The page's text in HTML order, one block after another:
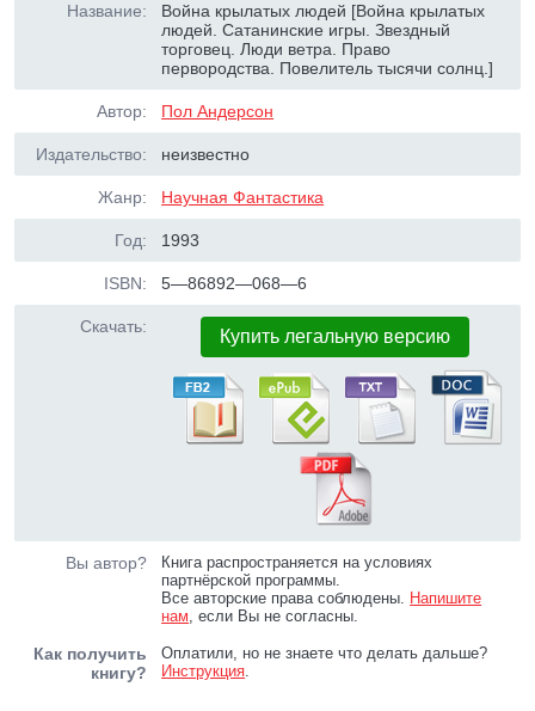
Название:
Война крылатых людей [Война крылатых
людей. Сатанинские игры. Звездный
торговец. Люди ветра. Право
первородства. Повелитель тысячи солнц.]
Автор: Пол Андерсон
Издательство: неизвестно
Жанр: Научная Фантастика
Год: 1993
ISBN: 5—86892—068—6
Скачать: Купить легальную версию
Вы автор?
Книга распространяется на условиях
партнёрской программы.
Все авторские права соблюдены. Напишите
нам, если Вы не согласны.
Как получить
книгу?
Оплатили, но не знаете что делать дальше?
Инструкция.